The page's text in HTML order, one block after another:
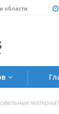
области